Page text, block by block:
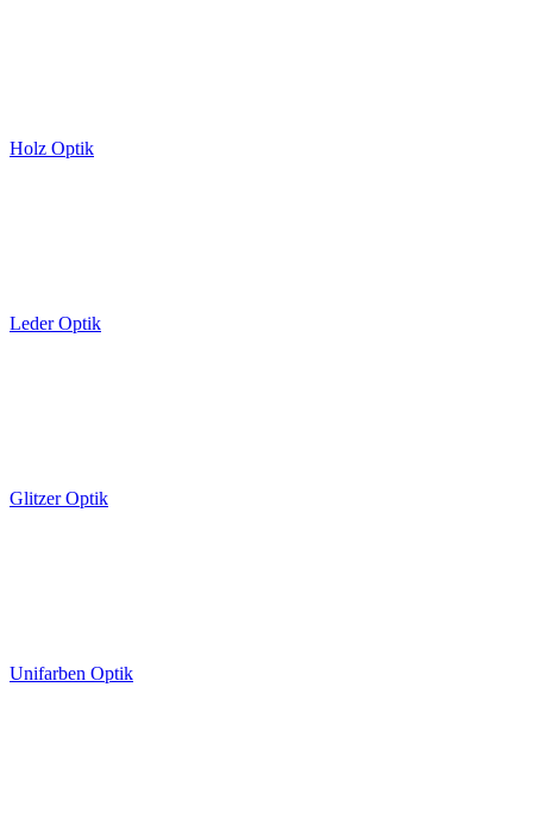
Holz Optik
Leder Optik
Glitzer Optik
Unifarben Optik